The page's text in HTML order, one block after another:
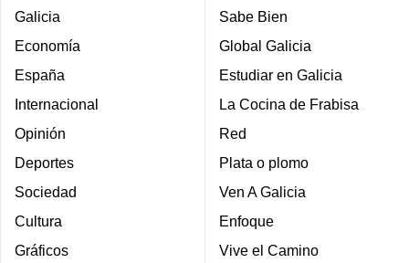
Galicia
Economía
España
Internacional
Opinión
Deportes
Sociedad
Cultura
Gráficos
Sabe Bien
Global Galicia
Estudiar en Galicia
La Cocina de Frabisa
Red
Plata o plomo
Ven A Galicia
Enfoque
Vive el Camino